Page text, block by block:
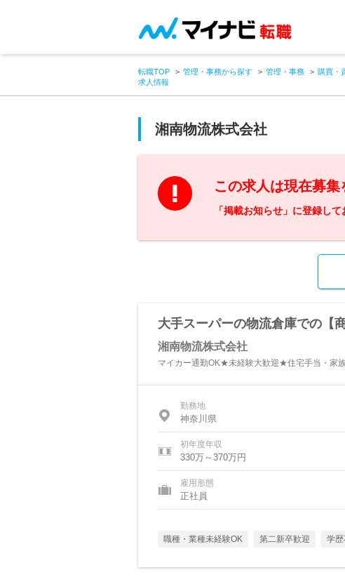
転職TOP 管理・事務から探す 管理・事務 購買・
求人情報
湘南物流株式会社
この求人は現在募集
「掲載お知らせ」に登録し
大手スーパーの物流倉庫での【
湘南物流株式会社
マイカー通勤OK★未経験大歓迎★住宅手当・家
勤務地
神奈川県
初年度年収
330万～370万円
雇用形態
正社員
職種・業種未経験OK 第二新卒歓迎 学歴